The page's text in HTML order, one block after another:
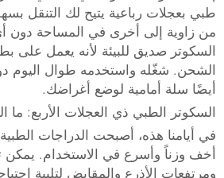
طبي بعجلات رباعية يتيح لك التنقل
من زاوية إلى أخرى في المساحة دون
السكوتر صديق للبيئة لأنه يعمل على
الشحن. شغّله واستخدمه طوال اليوم
أيضًا سلة أمامية لوضع أغراضك.
السكوتر الطبي ذي العجلات الأربع: ما
في أيامنا هذه، أصبحت الدراجات
أخف وزناً وأسرع في الاستخدام. يمكن
ومرتفعات الأذرع والمقابض لتلبية